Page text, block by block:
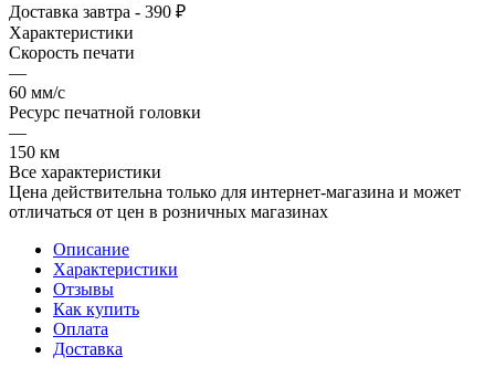
Доставка завтра - 390 ₽
Характеристики
Скорость печати
—
60 мм/с
Ресурс печатной головки
—
150 км
Все характеристики
Цена действительна только для интернет-магазина и может
отличаться от цен в розничных магазинах
Описание
Характеристики
Отзывы
Как купить
Оплата
Доставка